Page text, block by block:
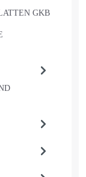
GKB